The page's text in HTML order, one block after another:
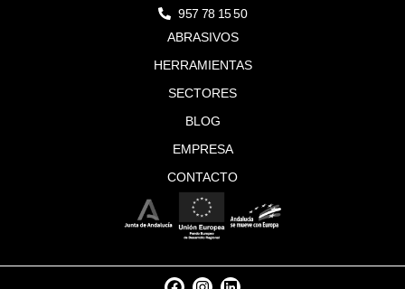
ABRASIVOS
HERRAMIENTAS
SECTORES
BLOG
EMPRESA
CONTACTO
957 78 15 50
F I L